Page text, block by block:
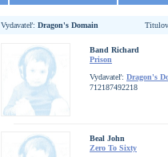
Vydavateľ: Dragon's Domain
Band Richard
Prison
Vydavateľ: Dragon's
712187492218
Beal John
Zero To Sixty